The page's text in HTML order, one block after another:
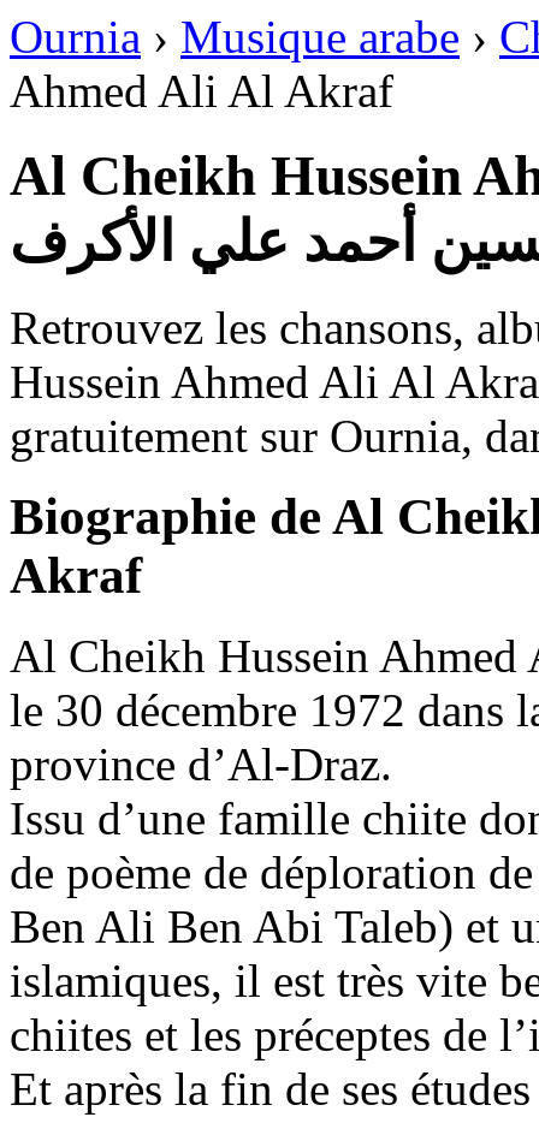
Ournia › Musique arabe ›
Ahmed Ali Al Akraf
Al Cheikh Hussein
أحمد علي الأكرف
Retrouvez les chansons,
Hussein Ahmed Ali Al
gratuitement sur Ournia,
Biographie de Al
Akraf
Al Cheikh Hussein
le 30 décembre 1972 dans
province d’Al-Draz.
Issu d’une famille chiite
de poème de déploration
Ben Ali Ben Abi Taleb) et
islamiques, il est très vite
chiites et les préceptes de
Et après la fin de ses